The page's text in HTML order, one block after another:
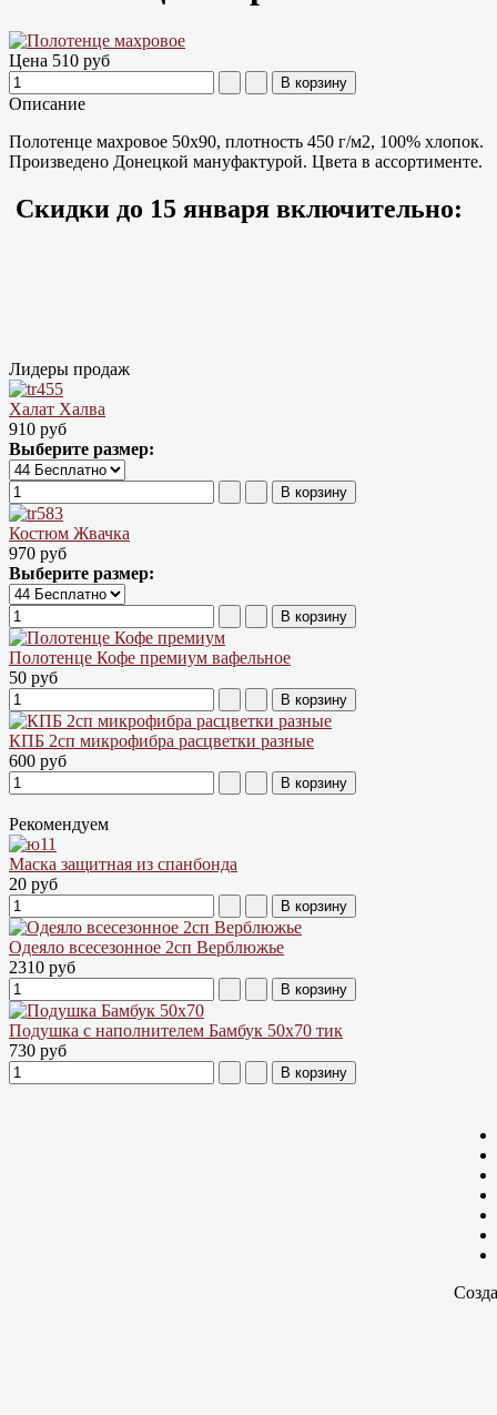
Цена 510 руб
Описание
Полотенце махровое 50х90, плотность 450 г/м2, 100% хлопок.
Произведено Донецкой мануфактурой. Цвета в ассортименте.
Скидки до 15 января включительно:
Лидеры продаж
Халат Халва
910 руб
Выберите размер:
Костюм Жвачка
970 руб
Выберите размер:
Полотенце Кофе премиум вафельное
50 руб
КПБ 2сп микрофибра расцветки разные
600 руб
Рекомендуем
Маска защитная из спанбонда
20 руб
Одеяло всесезонное 2сп Верблюжье
2310 руб
Подушка с наполнителем Бамбук 50х70 тик
730 руб